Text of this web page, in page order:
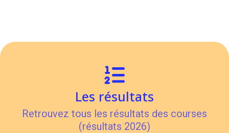
Les résultats
Retrouvez tous les résultats des courses
(résultats 2026)